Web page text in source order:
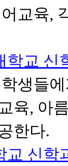
교육,
교 신
생들
육, 아
한다.
교 신학